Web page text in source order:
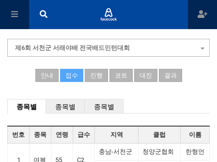
제6회 서천군 서래야배 전국배드민턴대회
안내 접수 진행 코트 대진 결과
종목별 종목별 종목별
번호 종목 연령 급수 지역 클럽 이름
1 여복 55 C2
충남-서천군 청양군협회 한형언